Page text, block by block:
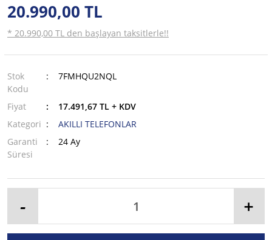
20.990,00 TL
* 20.990,00 TL den başlayan taksitlerle!!
Stok
Kodu
7FMHQU2NQL
Fiyat
17.491,67 TL + KDV
Kategori
AKILLI TELEFONLAR
Garanti
Süresi
24 Ay
- +